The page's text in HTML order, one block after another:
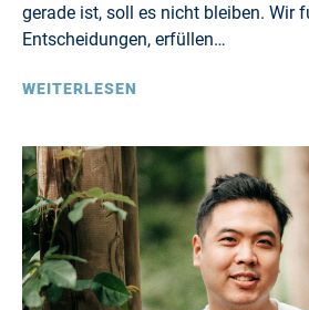
gerade ist, soll es nicht bleiben. Wir
Entscheidungen, erfüllen…
WEITERLESEN